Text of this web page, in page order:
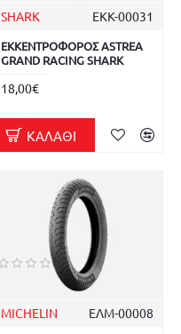
SHARK ΕΚΚ-00031
ΕΚΚΕΝΤΡΟΦΟΡΟΣ ASTREA
GRAND RACING SHARK
18,00€
ΚΑΛΆΘΙ
MICHELIN ΕΛΜ-00008